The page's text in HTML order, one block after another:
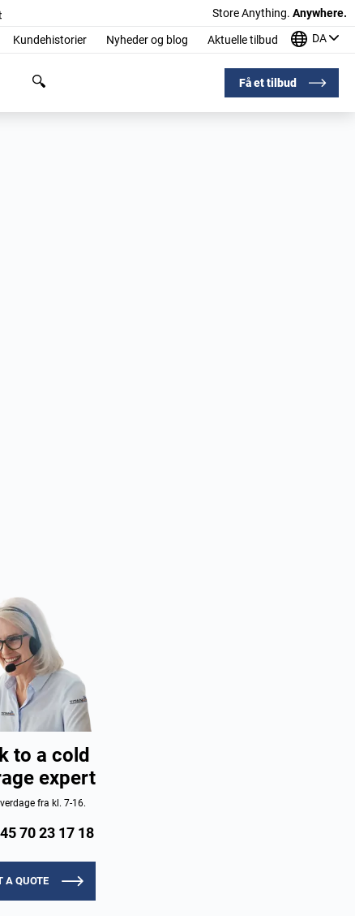
Store Anything. Anywhere.
Kundehistorier Nyheder og blog Aktuelle tilbud DA
Få et tilbud
to a cold
expert
fra kl. 7-16.
70 23 17 18
A QUOTE